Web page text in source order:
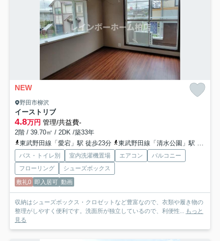
NEW
野田市柳沢
イーストリブ
4.8万円 管理/共益費-
2階 / 39.70㎡ / 2DK /築33年
東武野田線「愛宕」駅 徒歩23分
東武野田線「清水公園」駅 徒歩28分
バス・トイレ別 室内洗濯機置場 エアコン
バルコニー
フローリング
シューズボックス
敷礼0 即入居可 動画
収納はシューズボックス・クロゼットなど豊富なので、衣類や履き物の
整理がしやすく便利です。洗面所が独立しているので、利便性...
もっと
見る